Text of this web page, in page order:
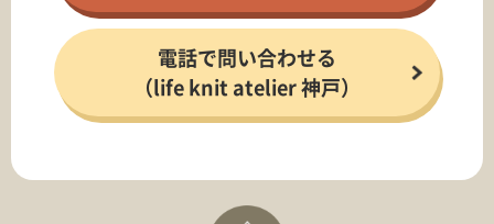
電話で問い合わせる
（life knit atelier 神戸）